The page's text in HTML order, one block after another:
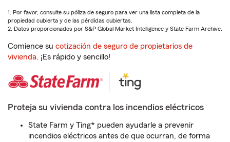
1. Por favor, consulte su póliza de seguro para ver una lista completa de la
propiedad cubierta y de las pérdidas cubiertas.
2. Datos proporcionados por S&P Global Market Intelligence y State Farm Archive.
Comience su cotización de seguro de propietarios de
vivienda. ¡Es rápido y sencillo!
Proteja su vivienda contra los incendios eléctricos
State Farm y Ting* pueden ayudarle a prevenir
incendios eléctricos antes de que ocurran, de forma